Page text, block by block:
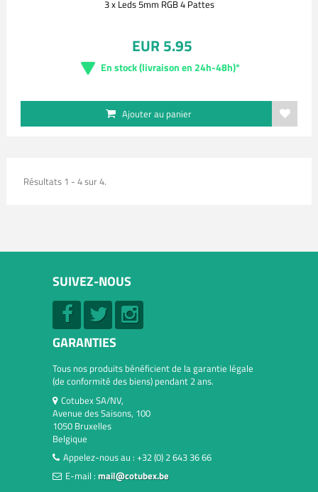
3 x Leds 5mm RGB 4 Pattes
EUR 5.95
En stock (livraison en 24h-48h)*
Ajouter au panier
Résultats 1 - 4 sur 4.
SUIVEZ-NOUS
GARANTIES
Tous nos produits bénéficient de la garantie légale
(de conformité des biens) pendant 2 ans.
Cotubex SA/NV,
Avenue des Saisons, 100
1050 Bruxelles
Belgique
Appelez-nous au : +32 (0) 2 643 36 66
E-mail : mail@cotubex.be